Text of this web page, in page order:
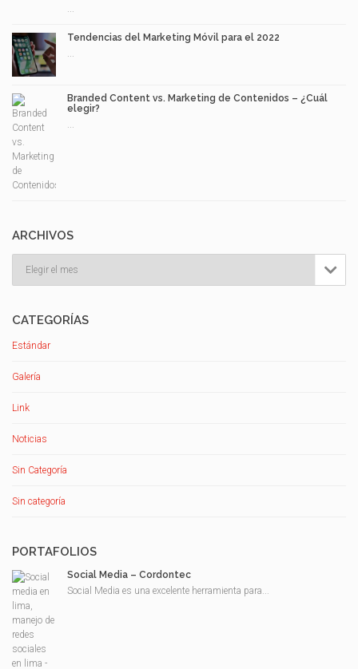
...
Tendencias del Marketing Móvil para el 2022
...
Branded Content vs. Marketing de Contenidos – ¿Cuál
elegir?
...
ARCHIVOS

CATEGORÍAS
Estándar
Galería
Link
Noticias
Sin Categoría
Sin categoría
PORTAFOLIOS
Social Media – Cordontec
Social Media es una excelente herramienta para...